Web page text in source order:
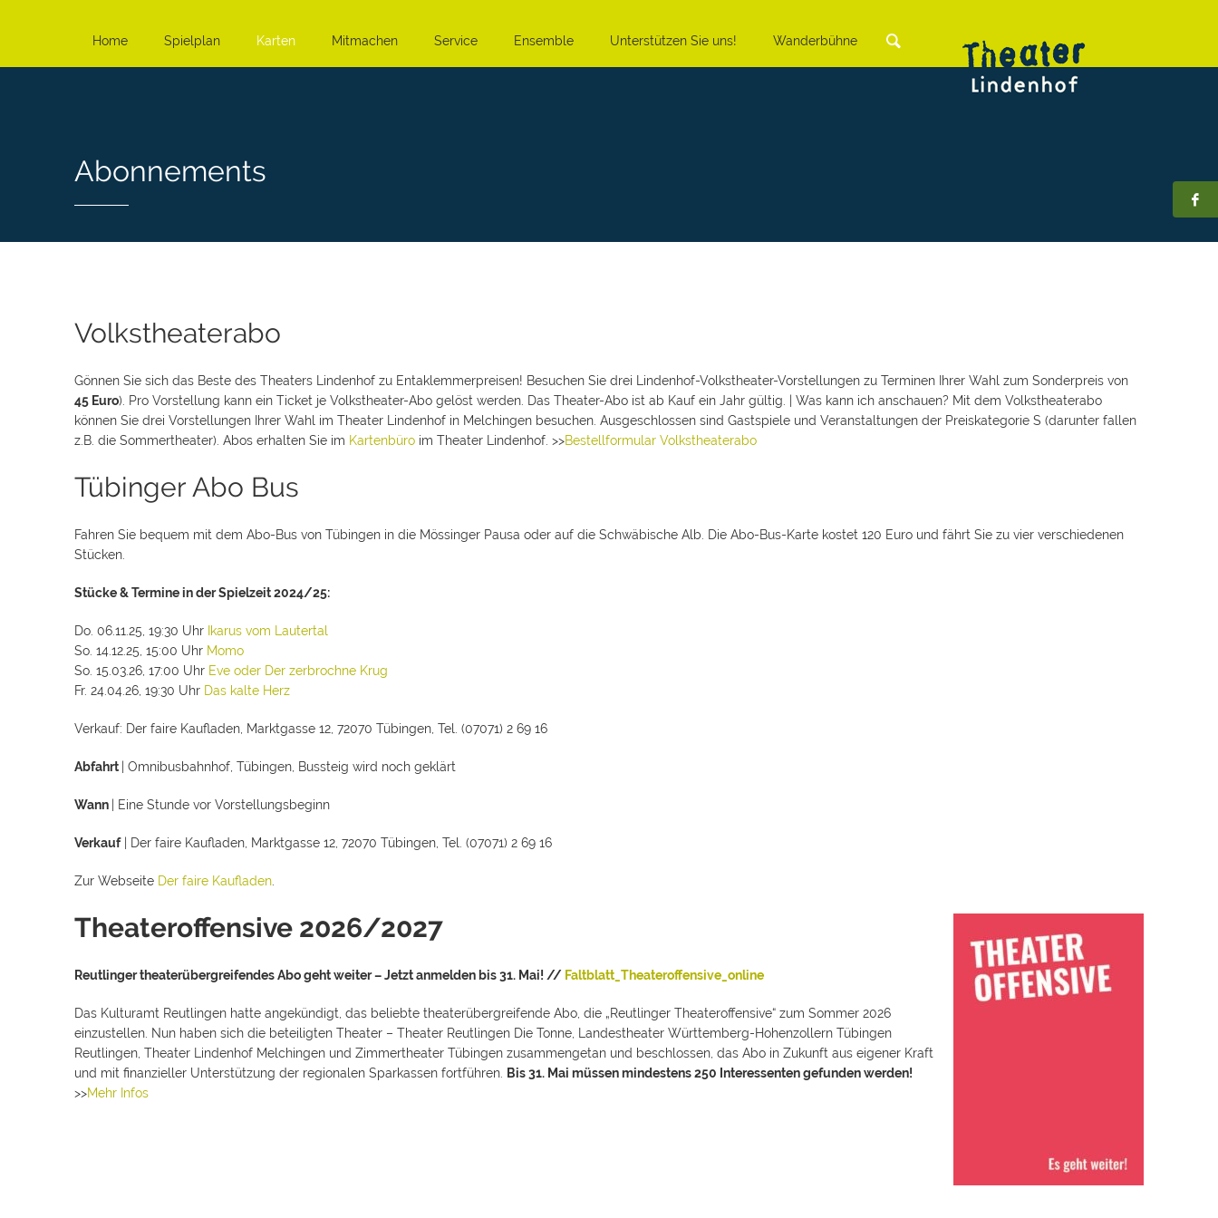
Home Spielplan Karten Mitmachen Service Ensemble Unterstützen Sie uns! Wanderbühne
Abonnements
Volkstheaterabo
Gönnen Sie sich das Beste des Theaters Lindenhof zu Entaklemmerpreisen! Besuchen Sie drei Lindenhof-Volkstheater-Vorstellungen zu Terminen Ihrer Wahl zum Sonderpreis von
45 Euro). Pro Vorstellung kann ein Ticket je Volkstheater-Abo gelöst werden. Das Theater-Abo ist ab Kauf ein Jahr gültig. | Was kann ich anschauen? Mit dem Volkstheaterabo
können Sie drei Vorstellungen Ihrer Wahl im Theater Lindenhof in Melchingen besuchen. Ausgeschlossen sind Gastspiele und Veranstaltungen der Preiskategorie S (darunter fallen
z.B. die Sommertheater). Abos erhalten Sie im Kartenbüro im Theater Lindenhof. >>Bestellformular Volkstheaterabo
Tübinger Abo Bus
Fahren Sie bequem mit dem Abo-Bus von Tübingen in die Mössinger Pausa oder auf die Schwäbische Alb. Die Abo-Bus-Karte kostet 120 Euro und fährt Sie zu vier verschiedenen
Stücken.
Stücke & Termine in der Spielzeit 2024/25:
Do. 06.11.25, 19:30 Uhr Ikarus vom Lautertal
So. 14.12.25, 15:00 Uhr Momo
So. 15.03.26, 17:00 Uhr Eve oder Der zerbrochne Krug
Fr. 24.04.26, 19:30 Uhr Das kalte Herz
Verkauf: Der faire Kaufladen, Marktgasse 12, 72070 Tübingen, Tel. (07071) 2 69 16
Abfahrt | Omnibusbahnhof, Tübingen, Bussteig wird noch geklärt
Wann | Eine Stunde vor Vorstellungsbeginn
Verkauf| Der faire Kaufladen, Marktgasse 12, 72070 Tübingen, Tel. (07071) 2 69 16
Zur Webseite Der faire Kaufladen
Theateroffensive 2026/2027
Reutlinger theaterübergreifendes Abo geht weiter – Jetzt anmelden bis 31. Mai! // Faltblatt_Theateroffensive_online
Das Kulturamt Reutlingen hatte angekündigt, das beliebte theaterübergreifende Abo, die „Reutlinger Theateroffensive“ zum Sommer 2026
einzustellen. Nun haben sich die beteiligten Theater – Theater Reutlingen Die Tonne, Landestheater Württemberg-Hohenzollern Tübingen
Reutlingen, Theater Lindenhof Melchingen und Zimmertheater Tübingen zusammengetan und beschlossen, das Abo in Zukunft aus eigener Kraft
und mit finanzieller Unterstützung der regionalen Sparkassen fortführen.
Bis 31. Mai müssen mindestens 250 Interessenten gefunden werden!
>>Mehr Infos